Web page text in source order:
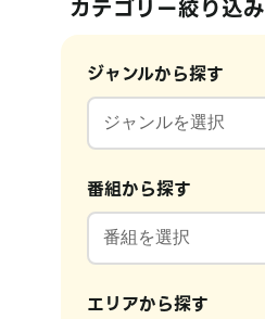
カテゴリー絞り込み
ジャンルから探す
番組から探す
エリアから探す